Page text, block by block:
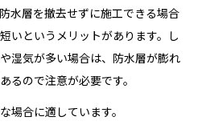
水層を撤去せずに施工できる場合
いというメリットがあります。し
湿気が多い場合は、防水層が膨れ
るので注意が必要です。
場合に適しています。